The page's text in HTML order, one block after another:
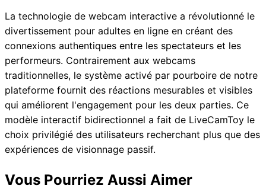
La technologie de webcam interactive a révolutionné le
divertissement pour adultes en ligne en créant des
connexions authentiques entre les spectateurs et les
performeurs. Contrairement aux webcams
traditionnelles, le système activé par pourboire de notre
plateforme fournit des réactions mesurables et visibles
qui améliorent l'engagement pour les deux parties. Ce
modèle interactif bidirectionnel a fait de LiveCamToy le
choix privilégié des utilisateurs recherchant plus que des
expériences de visionnage passif.
Vous Pourriez Aussi Aimer